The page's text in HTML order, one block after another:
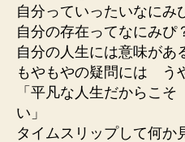
自分っていったいなにみ
自分の存在ってなにみぴ
自分の人生には意味があ
もやもやの疑問には う
「平凡な人生だからこ
い」
タイムスリップして何か